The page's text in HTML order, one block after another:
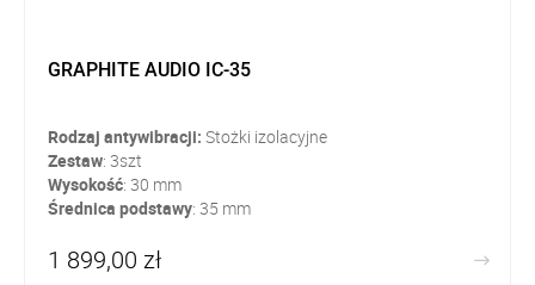
GRAPHITE AUDIO IC-35
Rodzaj antywibracji: Stożki izolacyjne
Zestaw: 3szt
Wysokość: 30 mm
Średnica podstawy: 35 mm
1 899,00 zł